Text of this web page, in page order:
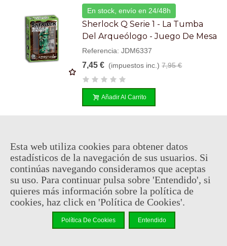
En stock, envío en 24/48h
Sherlock Q Serie 1 - La Tumba
Del Arqueólogo - Juego De Mesa
Referencia: JDM6337
7,45 € (impuestos inc.) 7,95 €
Añadir Al Carrito
En stock, envío en 24/48h
Take It Easy! - Juego De Mesa
Referencia: JDM6033
23,95 € (impuestos inc.) 26,95 €
Esta web utiliza cookies para obtener datos
estadísticos de la navegación de sus usuarios. Si
continúas navegando consideramos que aceptas
su uso. Para continuar pulsa sobre 'Entendido', si
quieres más información sobre la política de
cookies, haz click en 'Política de Cookies'.
Política De Cookies Entendido